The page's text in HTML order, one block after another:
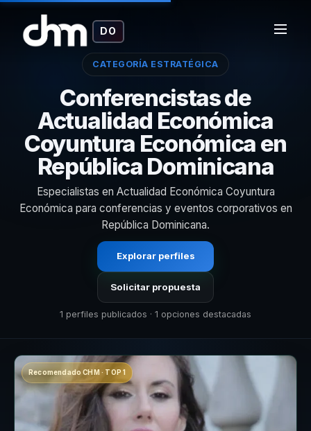
DO
CATEGORÍA ESTRATÉGICA
Conferencistas de
Actualidad Económica
Coyuntura Económica en
República Dominicana
Especialistas en Actualidad Económica Coyuntura
Económica para conferencias y eventos corporativos en
República Dominicana.
Explorar perfiles
Solicitar propuesta
1 perfiles publicados · 1 opciones destacadas
Recomendado CHM · TOP 1